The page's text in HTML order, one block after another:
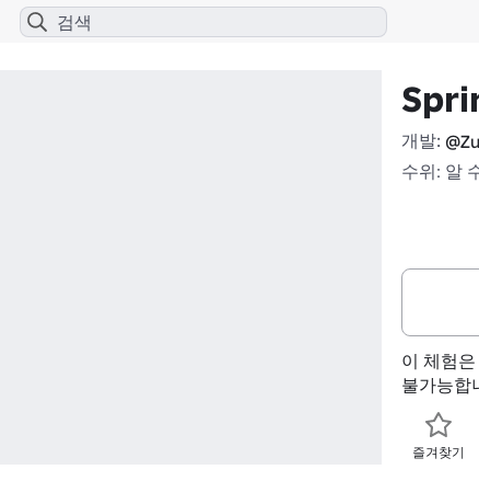
개발:
수위: 알
이 체험
불가능합
즐겨찾기